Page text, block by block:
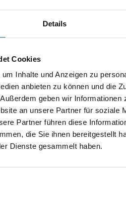
Details
Cookies
Inhalte und Anzeigen zu
anbieten zu können und die
geben wir Informationen
an unsere Partner für soziale
Partner führen diese
die Sie ihnen bereitgestellt
Dienste gesammelt haben.